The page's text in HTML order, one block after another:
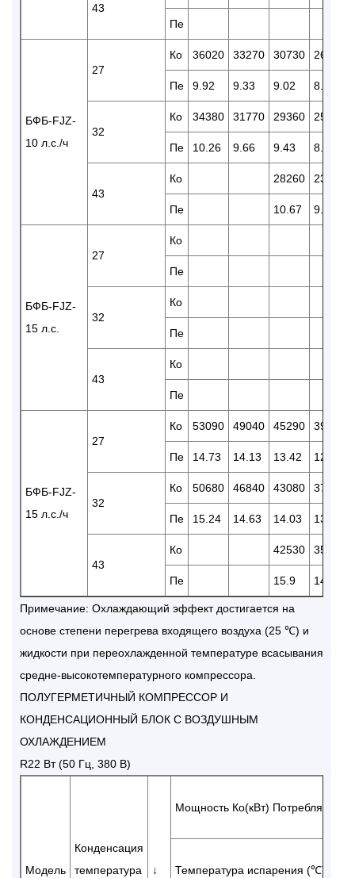
43
Пе
БФБ-FJZ-
10 л.с./ч
27
Ко 36020 33270 30730 26600
Пе 9.92 9.33 9.02 8.54
32
Ко 34380 31770 29360 25440
Пе 10.26 9.66 9.43 8.94
43
Ко 28260 23550
Пе 10.67 9.86
БФБ-FJZ-
15 л.с.
27
Ко
Пе
32
Ко
Пе
43
Ко
Пе
БФБ-FJZ-
15 л.с./ч
27
Ко 53090 49040 45290 39160
Пе 14.73 14.13 13.42 12.60
32
Ко 50680 46840 43080 37450
Пе 15.24 14.63 14.03 13.20
43
Ко 42530 35130
Пе 15.9 14.31
Примечание: Охлаждающий эффект достигается на
основе степени перегрева входящего воздуха (25 ℃) и
жидкости при переохлажденной температуре всасывания
средне-высокотемпературного компрессора.
ПОЛУГЕРМЕТИЧНЫЙ КОМПРЕССОР И
КОНДЕНСАЦИОННЫЙ БЛОК С ВОЗДУШНЫМ
ОХЛАЖДЕНИЕМ
R22 Вт (50 Гц, 380 В)
Модель
Конденсация
температура
↓
Мощность Ко(кВт) Потребляемая
Температура испарения (℃)